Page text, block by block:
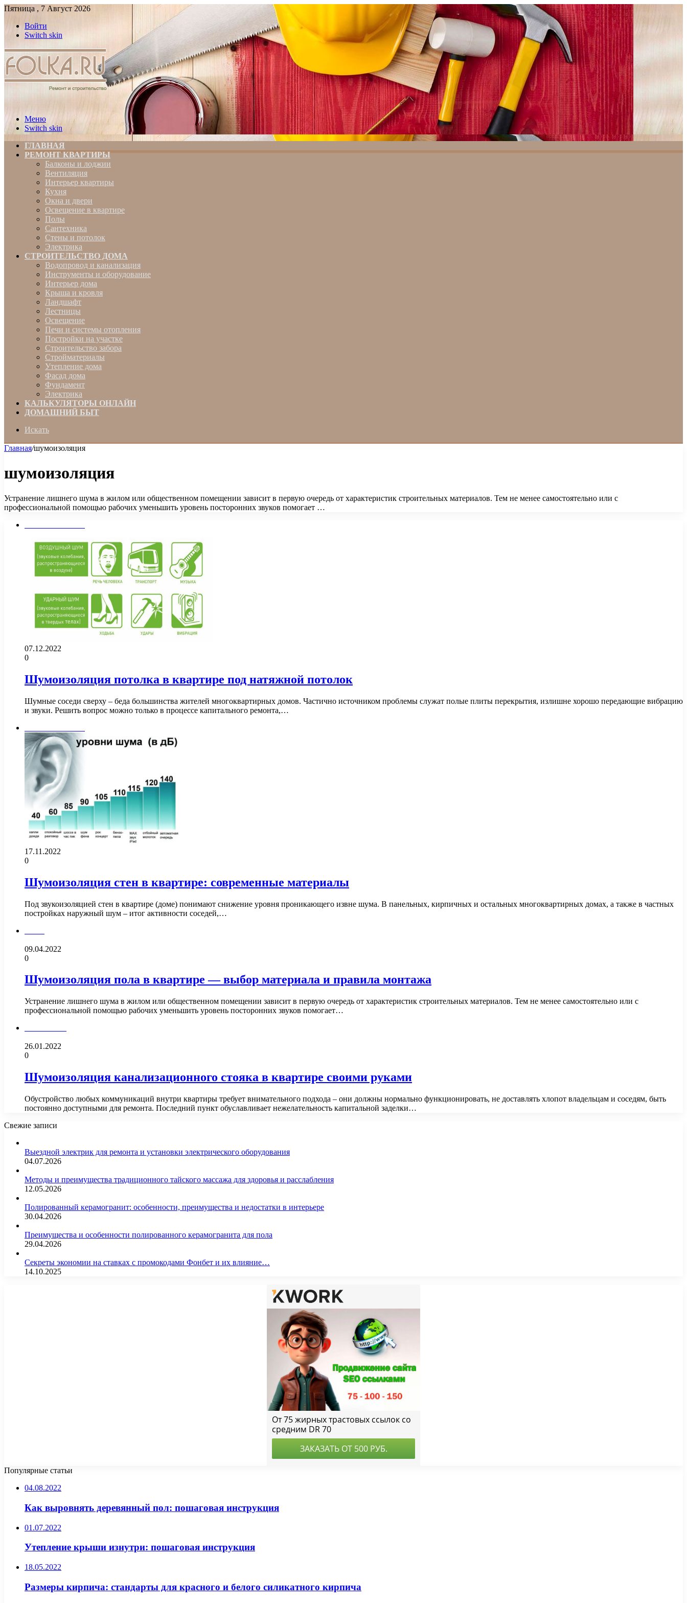
Пятница , 7 Август 2026
Войти
Switch skin
Меню
Switch skin
ГЛАВНАЯ
РЕМОНТ КВАРТИРЫ
Балконы и лоджии
Вентиляция
Интерьер квартиры
Кухня
Окна и двери
Освещение в квартире
Полы
Сантехника
Стены и потолок
Электрика
СТРОИТЕЛЬСТВО ДОМА
Водопровод и канализация
Инструменты и оборудование
Интерьер дома
Крыша и кровля
Ландшафт
Лестницы
Освещение
Печи и системы отопления
Постройки на участке
Строительство забора
Стройматериалы
Утепление дома
Фасад дома
Фундамент
Электрика
КАЛЬКУЛЯТОРЫ ОНЛАЙН
ДОМАШНИЙ БЫТ
Искать
Главная/шумоизоляция
шумоизоляция
Устранение лишнего шума в жилом или общественном помещении зависит в первую очередь от характеристик строительных материалов. Тем не менее самостоятельно или с
профессиональной помощью рабочих уменьшить уровень посторонних звуков помогает …
07.12.2022
0
Шумоизоляция потолка в квартире под натяжной потолок
Шумные соседи сверху – беда большинства жителей многоквартирных домов. Частично источником проблемы служат полые плиты перекрытия, излишне хорошо передающие вибрацию
и звуки. Решить вопрос можно только в процессе капитального ремонта,…
17.11.2022
0
Шумоизоляция стен в квартире: современные материалы
Под звукоизоляцией стен в квартире (доме) понимают снижение уровня проникающего извне шума. В панельных, кирпичных и остальных многоквартирных домах, а также в частных
постройках наружный шум – итог активности соседей,…
09.04.2022
0
Шумоизоляция пола в квартире — выбор материала и правила монтажа
Устранение лишнего шума в жилом или общественном помещении зависит в первую очередь от характеристик строительных материалов. Тем не менее самостоятельно или с
профессиональной помощью рабочих уменьшить уровень посторонних звуков помогает…
26.01.2022
0
Шумоизоляция канализационного стояка в квартире своими руками
Обустройство любых коммуникаций внутри квартиры требует внимательного подхода – они должны нормально функционировать, не доставлять хлопот владельцам и соседям, быть
постоянно доступными для ремонта. Последний пункт обуславливает нежелательность капитальной заделки…
Свежие записи
Выездной электрик для ремонта и установки электрического оборудования
04.07.2026
Методы и преимущества традиционного тайского массажа для здоровья и расслабления
12.05.2026
Полированный керамогранит: особенности, преимущества и недостатки в интерьере
30.04.2026
Преимущества и особенности полированного керамогранита для пола
29.04.2026
Секреты экономии на ставках с промокодами Фонбет и их влияние…
14.10.2025
Популярные статьи
04.08.2022
Как выровнять деревянный пол: пошаговая инструкция
01.07.2022
Утепление крыши изнутри: пошаговая инструкция
18.05.2022
Размеры кирпича: стандарты для красного и белого силикатного кирпича